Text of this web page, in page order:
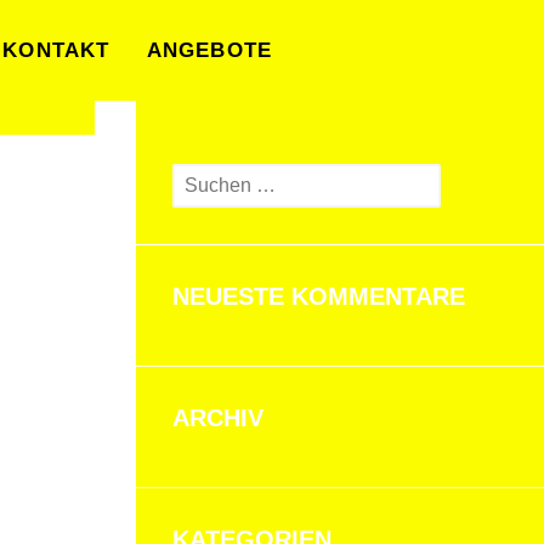
KONTAKT ANGEBOTE
Suchen
NEUESTE KOMMENTARE
ARCHIV